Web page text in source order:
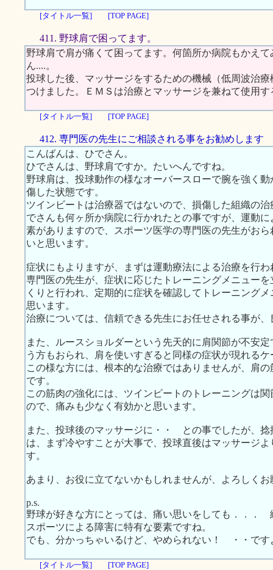
[タイトル一覧] [TOP PAGE]
411. 野球肩で困ってます。
野球肩で肩が痛くて困ってます。何箇所か病院もかえ
ん....。
投球した後、マッサージをするための機械（低周波治
つけました。ＥＭＳは治療とマッサージを兼ねて使用
[タイトル一覧] [TOP PAGE]
412. 専門医の先生にご相談される事をお勧めします
こんばんは、ひでさん。
ひでさんは、野球肩ですか。たいへんですね。
野球肩は、投球動作の様なオーバースローで腕を強く
傷した状態です。
ツインビートは治療器ではないので、損傷した組織の
でさんも何ヶ所か病院に行かれたとの事ですが、運動
素がありますので、スポーツ医学の専門医の先生がお
いと思います。
症状にもよりますが、まずは運動療法による治療を行
専門医の先生が、症状に応じたトレーニングメニュー
くりと行われ、定期的に症状を確認してトレーニング
思います。
治療については、信頼できる先生にお任せされる事が
また、ルースショルダーという先天的に肩関節が不安
う方もおられ、肩を使いすぎると同様の症状が現れる
この様な方には、根本的な治療ではありませんが、肩
です。
この筋肉の強化には、ツインビートのトレーニングは
ので、痛みも少なく有効かと思います。
また、投球後のマッサージに・・ との事でしたが、
は、まず冷やすことが大事で、投球直後はマッサージ
す。
あまり、お役に立てないかもしれませんが、よろしくお
p.s.
野球が好きな方にとっては、痛い思いをしても．．．
スポーツによる障害に特有な要素ですね。
でも、分かっちゃいるけど、やめられない！ ・・です
[タイトル一覧] [TOP PAGE]